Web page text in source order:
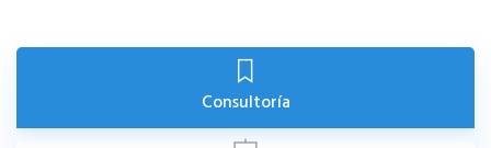
Consultoría